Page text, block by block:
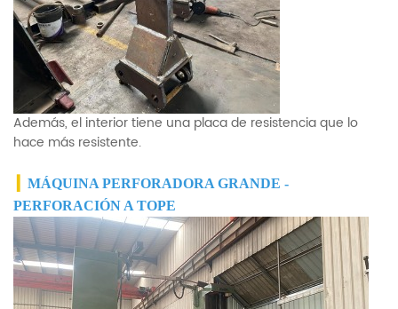
Además, el interior tiene una placa de resistencia que lo
hace más resistente.
MÁQUINA PERFORADORA GRANDE -
PERFORACIÓN A TOPE